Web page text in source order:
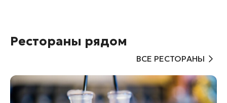
Рестораны рядом
ВСЕ РЕСТОРАНЫ